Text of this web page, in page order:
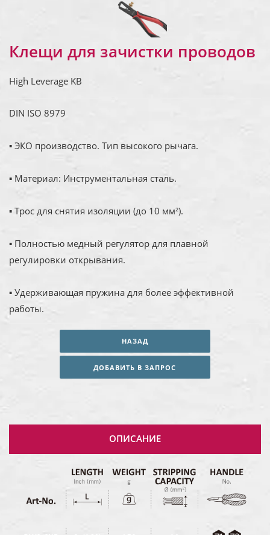
Клещи для зачистки проводов
High Leverage KB
DIN ISO 8979
▪ ЭКО производство. Тип высокого рычага.
▪ Материал: Инструментальная сталь.
▪ Трос для снятия изоляции (до 10 мм²).
▪ Полностью медный регулятор для плавной
регулировки открывания.
▪ Удерживающая пружина для более эффективной
работы.
НАЗАД
ДОБАВИТЬ В ЗАПРОС
ОПИСАНИЕ